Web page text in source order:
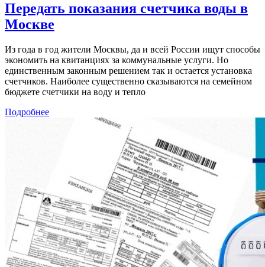
Передать показания счетчика воды в
Москве
Из года в год жители Москвы, да и всей России ищут способы
экономить на квитанциях за коммунальные услуги. Но
единственным законным решением так и остается установка
счетчиков. Наиболее существенно сказываются на семейном
бюджете счетчики на воду и тепло
Подробнее